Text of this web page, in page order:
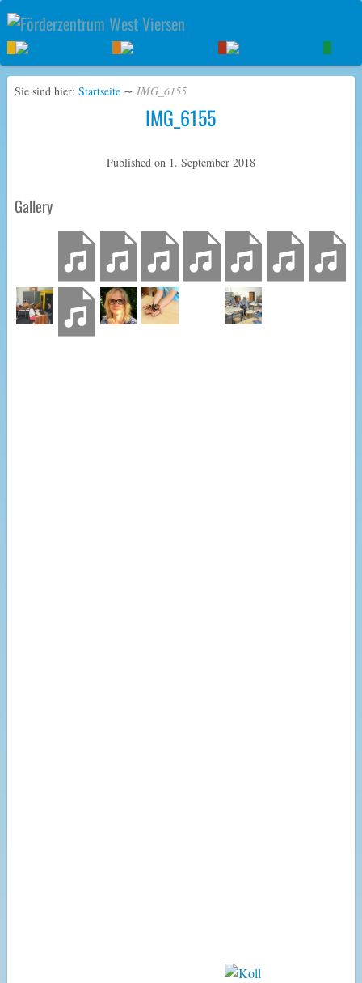
Sie sind hier: Startseite ∼ IMG_6155
IMG_6155
Published on 1. September 2018
Gallery